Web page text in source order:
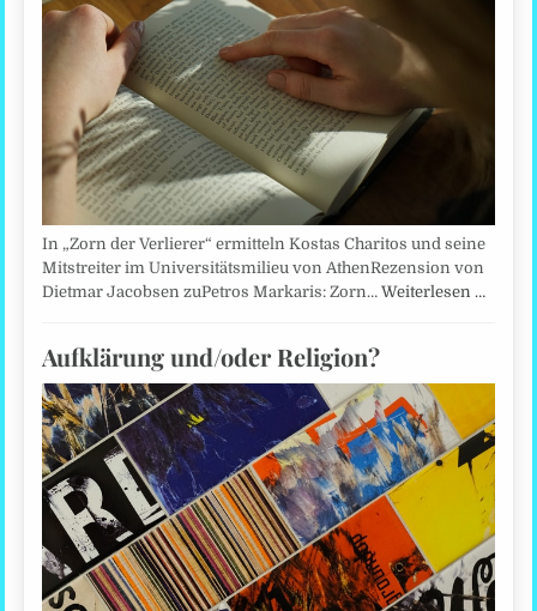
In „Zorn der Verlierer“ ermitteln Kostas Charitos und seine
Mitstreiter im Universitätsmilieu von AthenRezension von
Dietmar Jacobsen zuPetros Markaris: Zorn…Weiterlesen …
Aufklärung und/oder Religion?